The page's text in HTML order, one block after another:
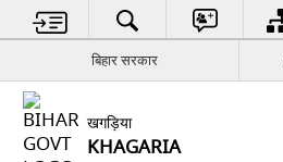
बिहार सरकार
खगड़िया
KHAGARIA